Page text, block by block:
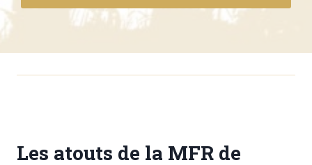
Les atouts de la MFR de